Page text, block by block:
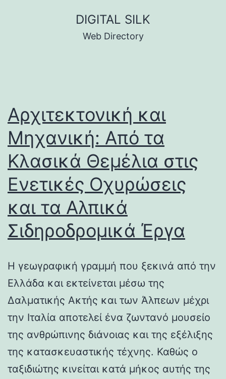
DIGITAL SILK
Web Directory
Αρχιτεκτονική και
Μηχανική: Από τα
Κλασικά Θεμέλια στις
Ενετικές Οχυρώσεις
και τα Αλπικά
Σιδηροδρομικά Έργα
Η γεωγραφική γραμμή που ξεκινά από την
Ελλάδα και εκτείνεται μέσω της
Δαλματικής Ακτής και των Άλπεων μέχρι
την Ιταλία αποτελεί ένα ζωντανό μουσείο
της ανθρώπινης διάνοιας και της εξέλιξης
της κατασκευαστικής τέχνης. Καθώς ο
ταξιδιώτης κινείται κατά μήκος αυτής της